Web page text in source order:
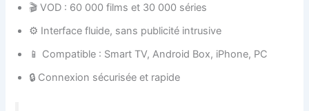
🎬 VOD : 60 000 films et 30 000 séries
⚙️ Interface fluide, sans publicité intrusive
📱 Compatible : Smart TV, Android Box, iPhone, PC
🔒 Connexion sécurisée et rapide